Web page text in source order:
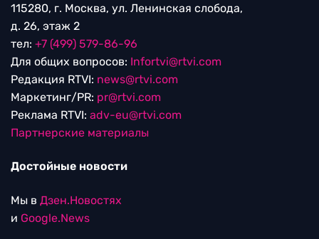
115280, г. Москва, ул. Ленинская слобода,
д. 26, этаж 2
тел: +7 (499) 579-86-96
Для общих вопросов: Infortvi@rtvi.com
Редакция RTVI: news@rtvi.com
Маркетинг/PR: pr@rtvi.com
Реклама RTVI: adv-eu@rtvi.com
Партнерские материалы
Достойные новости
Мы в Дзен.Новостях
и Google.News